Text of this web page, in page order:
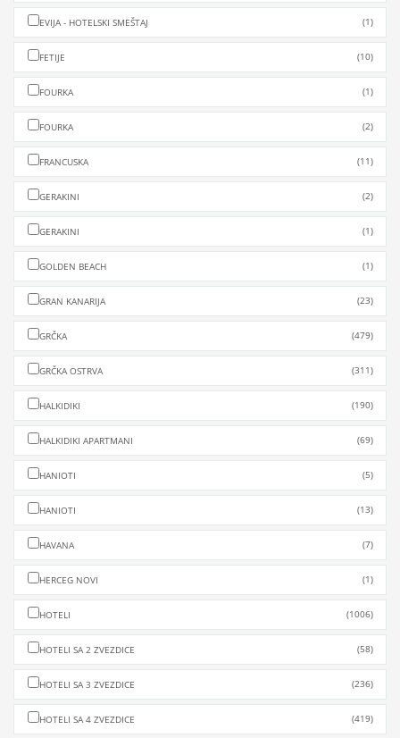
EVIJA - HOTELSKI SMEŠTAJ (1)
FETIJE (10)
FOURKA (1)
FOURKA (2)
FRANCUSKA (11)
GERAKINI (2)
GERAKINI (1)
GOLDEN BEACH (1)
GRAN KANARIJA (23)
GRČKA (479)
GRČKA OSTRVA (311)
HALKIDIKI (190)
HALKIDIKI APARTMANI (69)
HANIOTI (5)
HANIOTI (13)
HAVANA (7)
HERCEG NOVI (1)
HOTELI (1006)
HOTELI SA 2 ZVEZDICE (58)
HOTELI SA 3 ZVEZDICE (236)
HOTELI SA 4 ZVEZDICE (419)